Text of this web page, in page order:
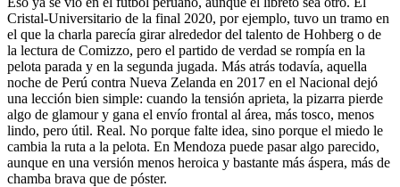
Cristal-Universitario de la final 2020, por ejemplo, tuvo un tramo en
el que la charla parecía girar alrededor del talento de Hohberg o de
la lectura de Comizzo, pero el partido de verdad se rompía en la
pelota parada y en la segunda jugada. Más atrás todavía, aquella
noche de Perú contra Nueva Zelanda en 2017 en el Nacional dejó
una lección bien simple: cuando la tensión aprieta, la pizarra pierde
algo de glamour y gana el envío frontal al área, más tosco, menos
lindo, pero útil. Real. No porque falte idea, sino porque el miedo le
cambia la ruta a la pelota. En Mendoza puede pasar algo parecido,
aunque en una versión menos heroica y bastante más áspera, más de
chamba brava que de póster.